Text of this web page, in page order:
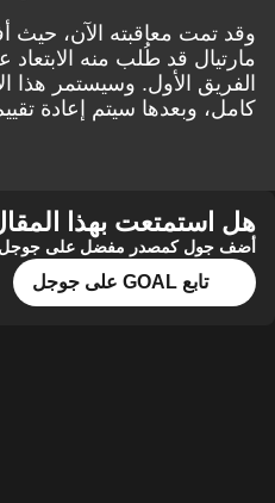
مارتيال قد طُلب منه الابتعاد
الفريق الأول. وسيستمر هذا
كامل، وبعدها سيتم إعادة
هل استمتعت بهذا
أضف جول كمصدر مفضل على جوجل
تابع GOAL على جوجل